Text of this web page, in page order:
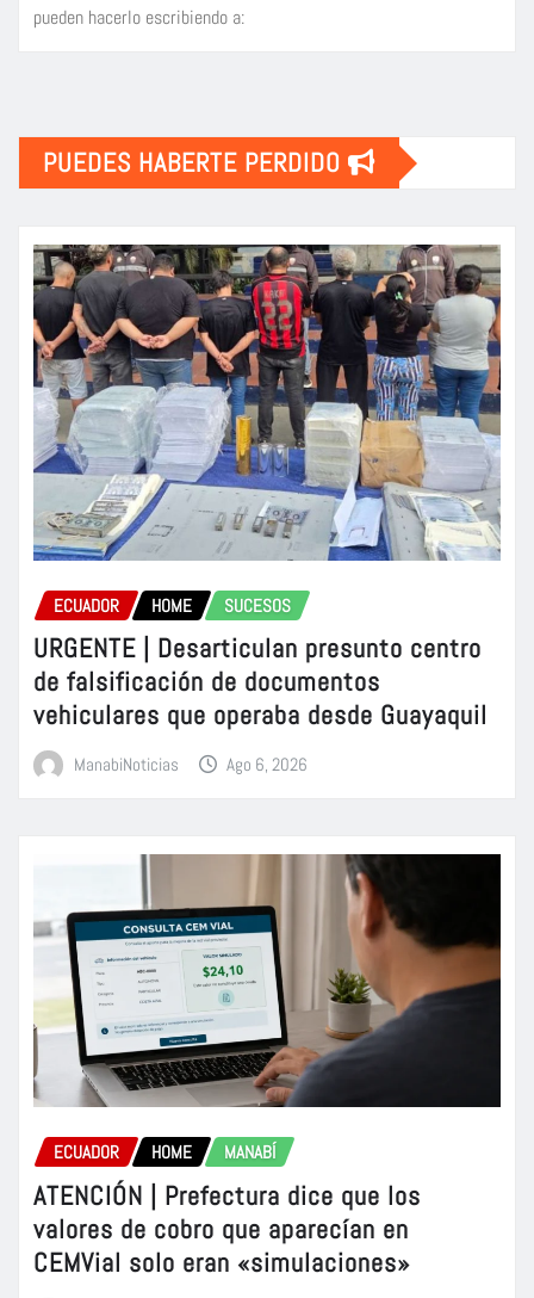
pueden hacerlo escribiendo a:
PUEDES HABERTE PERDIDO
ECUADOR HOME SUCESOS
URGENTE | Desarticulan presunto centro
de falsificación de documentos
vehiculares que operaba desde Guayaquil
ManabiNoticias Ago 6, 2026
ECUADOR HOME MANABÍ
ATENCIÓN | Prefectura dice que los
valores de cobro que aparecían en
CEMVial solo eran «simulaciones»